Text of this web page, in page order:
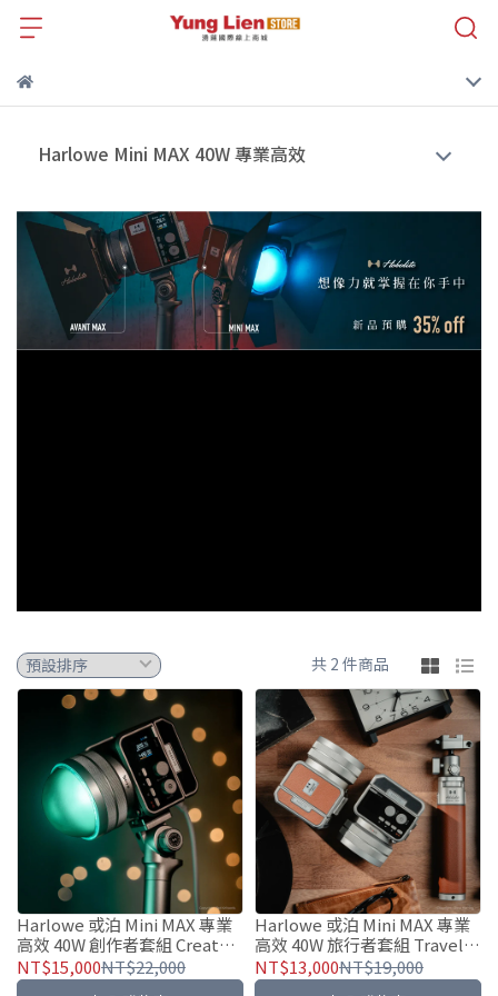
Harlowe Mini MAX 40W 專業高效
共 2 件商品
Harlowe 或泊 Mini MAX 專業
高效 40W 創作者套組 Creator
Kit - 便攜補光燈
NT$15,000NT$22,000
Harlowe 或泊 Mini MAX 專業
高效 40W 旅行者套組 Travel
Kit - 便攜補光燈
NT$13,000NT$19,000